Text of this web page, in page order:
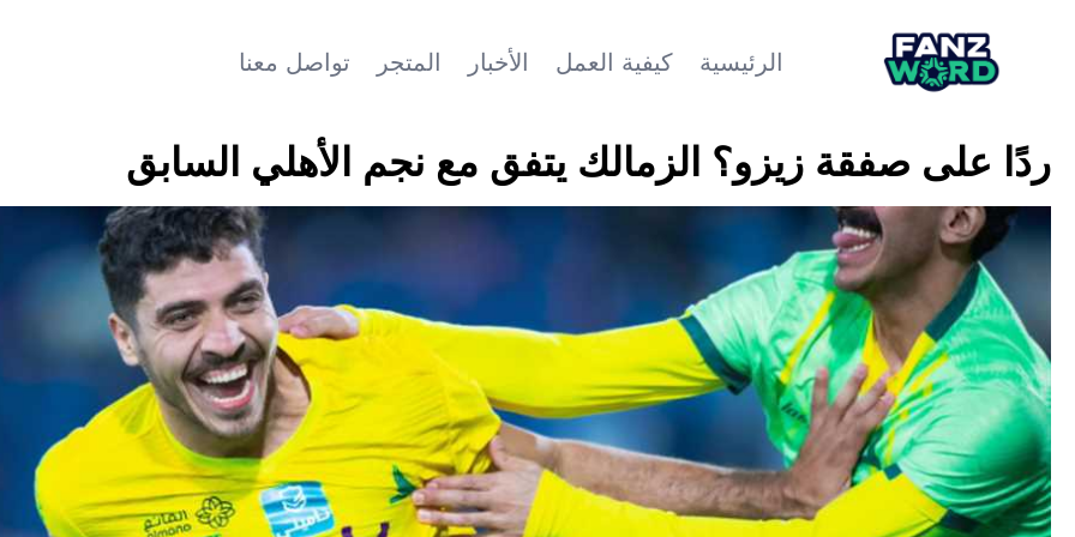
الرئيسية كيفية العمل الأخبار المتجر تواصل معنا
ردًا على صفقة زيزو؟ الزمالك يتفق مع نجم الأهلي السابق